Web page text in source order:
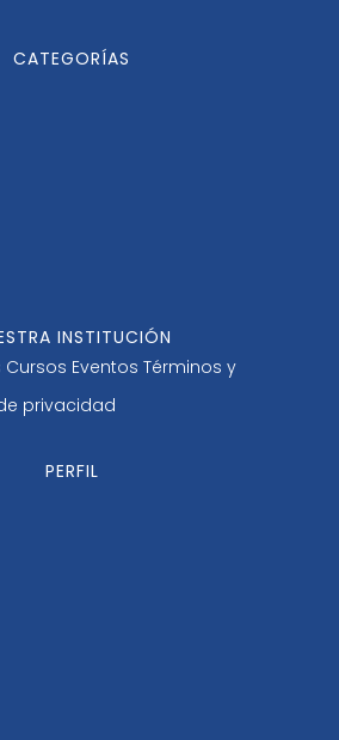
CATEGORÍAS
INSTITUCIÓN
Cursos Eventos Términos y
privacidad
PERFIL